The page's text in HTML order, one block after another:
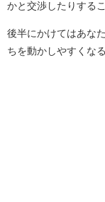
かと交渉したりする
後半にかけてはあな
ちを動かしやすくな